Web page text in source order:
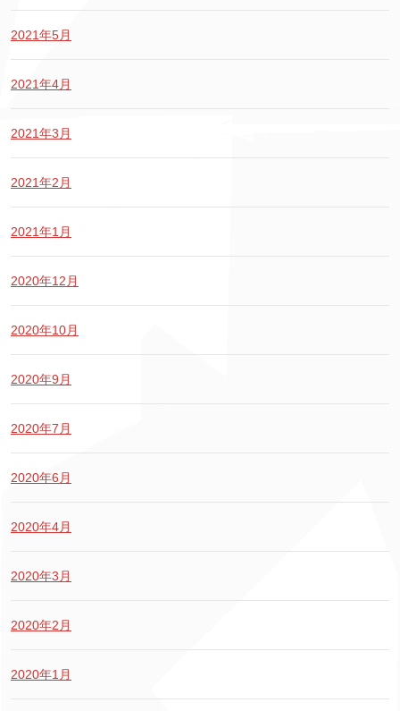
2021年5月
2021年4月
2021年3月
2021年2月
2021年1月
2020年12月
2020年10月
2020年9月
2020年7月
2020年6月
2020年4月
2020年3月
2020年2月
2020年1月